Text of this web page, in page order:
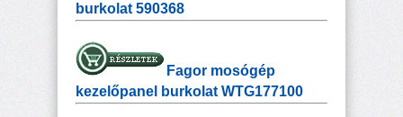
burkolat 590368
Fagor mosógép
kezelőpanel burkolat WTG177100